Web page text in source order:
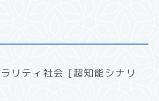
リティ社会 [超知能シナリ